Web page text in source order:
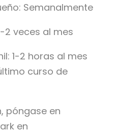
Semanalmente
2 veces al mes
1-2 horas al mes
curso de
póngase en
en